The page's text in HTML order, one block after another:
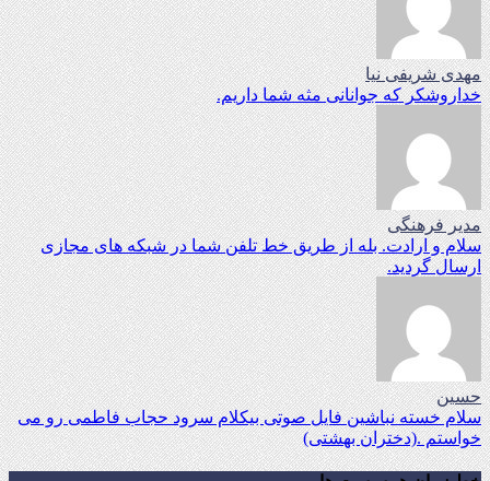
مهدی شریفی نیا
خداروشکر که جوانانی مثه شما داریم.
مدیر فرهنگی
سلام و ارادت. بله از طریق خط تلفن شما در شبکه های مجازی
ارسال گردید.
حسین
سلام خسته نباشین فایل صوتی بیکلام سرود حجاب فاطمی رو می
خواستم .(دختران بهشتی)